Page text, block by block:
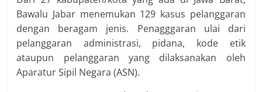
Bawalu Jabar menemukan 129 kasus pelanggaran
dengan beragam jenis. Penagggaran ulai dari
pelanggaran administrasi, pidana, kode etik
ataupun pelanggaran yang dilaksanakan oleh
Aparatur Sipil Negara (ASN).